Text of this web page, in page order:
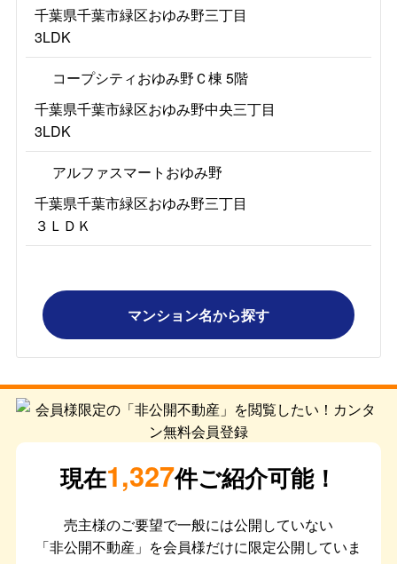
千葉県千葉市緑区おゆみ野三丁目
3LDK
コープシティおゆみ野Ｃ棟 5階
千葉県千葉市緑区おゆみ野中央三丁目
3LDK
アルファスマートおゆみ野
千葉県千葉市緑区おゆみ野三丁目
３ＬＤＫ
マンション名から探す
現在1,327件ご紹介可能！
売主様のご要望で一般には公開していない
「非公開不動産」を会員様だけに限定公開していま